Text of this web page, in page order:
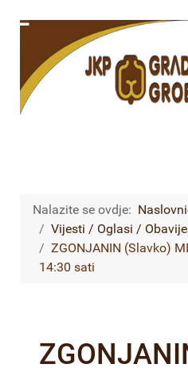
Nalazite se ovdje:
Vijesti / Oglasi /
ZGONJANIN (Slavko)
14:30 sati